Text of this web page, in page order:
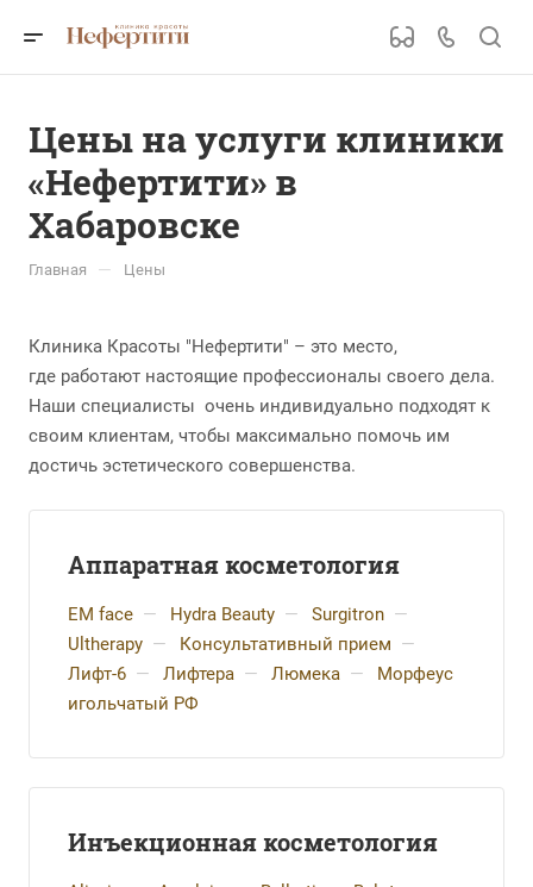
Цены на услуги клиники
«Нефертити» в
Хабаровске
Главная — Цены
Клиника Красоты "Нефертити" – это место,
где работают настоящие профессионалы своего дела.
Наши специалисты очень индивидуально подходят к
своим клиентам, чтобы максимально помочь им
достичь эстетического совершенства.
Аппаратная косметология
EM face — Hydra Beauty — Surgitron —
Ultherapy — Консультативный прием —
Лифт-6 — Лифтера — Люмека —
Морфеус
игольчатый РФ
Инъекционная косметология